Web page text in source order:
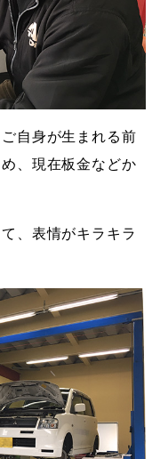
自身が生まれる前
、現在板金などか
、表情がキラキラ